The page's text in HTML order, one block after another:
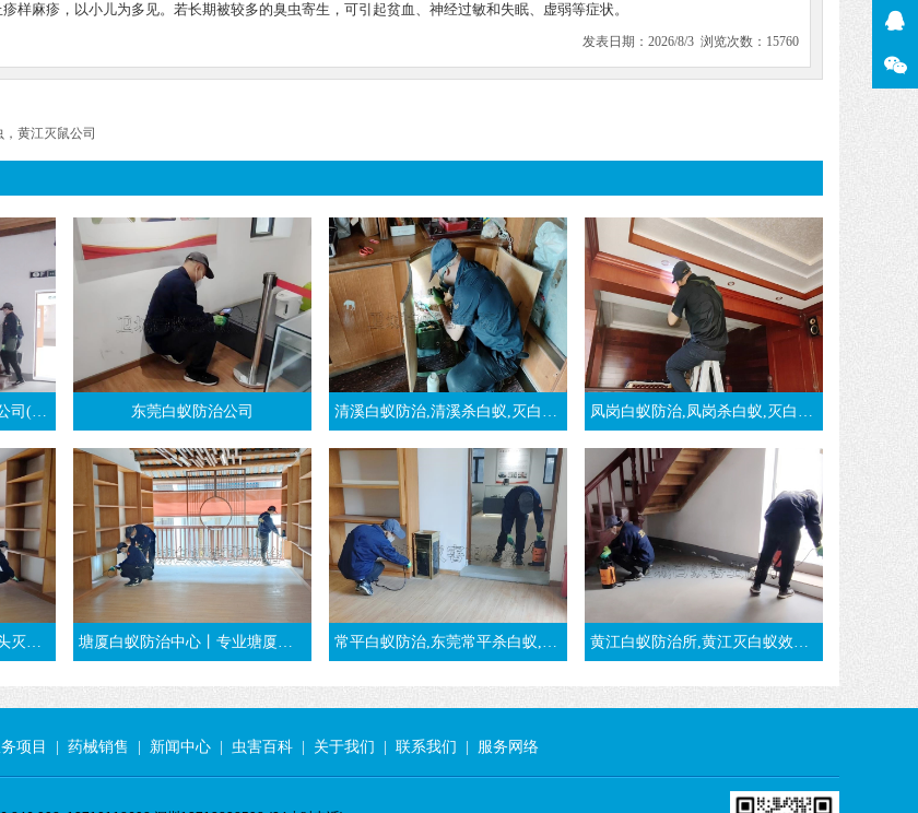
样麻疹，以小儿为多见。若长期被较多的臭虫寄生，可引起贫血、神经过敏和失眠、虚弱等症状。
发表日期：2026/8/3 浏览次数：15760
黄江灭鼠公司
虫控) 东莞白蚁防治公司 清溪白蚁防治,清溪杀白蚁,灭白蚁,治白蚁,清溪白蚁防治,清溪白蚁预防-东莞清溪白蚁公司 凤岗白蚁防治,凤岗杀白蚁,灭白蚁,治白蚁,凤岗白蚁预防-东莞凤岗白蚁公司
公司 塘厦白蚁防治中心丨专业塘厦杀白蚁团队丨东莞塘厦灭白蚁公司 常平白蚁防治,东莞常平杀白蚁,治白蚁公司 黄江白蚁防治所,黄江灭白蚁效果好-东莞黄江镇白蚁公司
项目 药械销售 新闻中心 虫害百科 关于我们 联系我们 服务网络